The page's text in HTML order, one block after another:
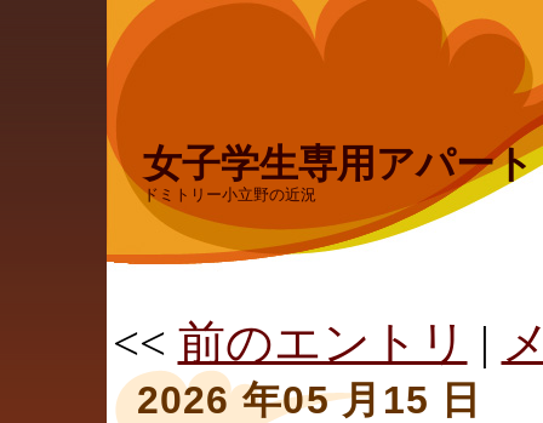
女子学生専用アパ
ドミトリー小立野の近況
<< 前のエントリ |
2026 年05 月15 日